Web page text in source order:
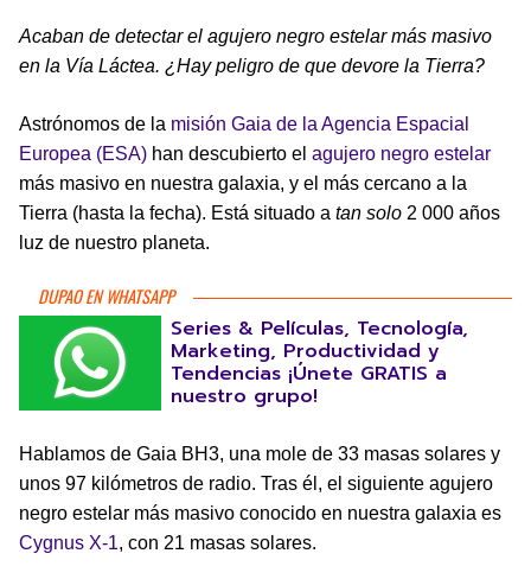
Acaban de detectar el agujero negro estelar más masivo
en la Vía Láctea. ¿Hay peligro de que devore la Tierra?
Astrónomos de la misión Gaia de la Agencia Espacial
Europea (ESA) han descubierto el agujero negro estelar
más masivo en nuestra galaxia, y el más cercano a la
Tierra (hasta la fecha). Está situado a tan solo 2 000 años
luz de nuestro planeta.
DUPAO EN WHATSAPP
Series & Películas, Tecnología,
Marketing, Productividad y
Tendencias ¡Únete GRATIS a
nuestro grupo!
Hablamos de Gaia BH3, una mole de 33 masas solares y
unos 97 kilómetros de radio. Tras él, el siguiente agujero
negro estelar más masivo conocido en nuestra galaxia es
Cygnus X-1, con 21 masas solares.